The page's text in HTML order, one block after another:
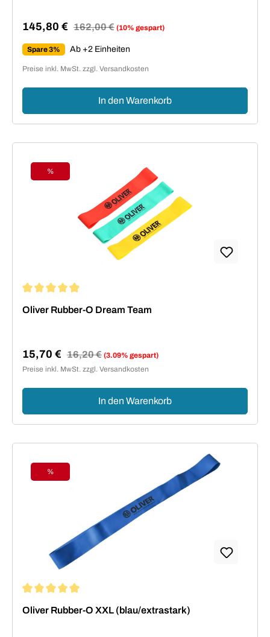
Verkaufspreis:
145,80 € Regulärer Preis:
162,00 € (10% gespart)
Spare 3% Ab +2 Einheiten
Preise inkl. MwSt. zzgl. Versandkosten
In den Warenkorb
Rabatt
%
Oliver Rubber-O Dream Team
Verkaufspreis:
15,70 € Regulärer Preis:
16,20 € (3.09% gespart)
Preise inkl. MwSt. zzgl. Versandkosten
In den Warenkorb
Rabatt
%
Oliver Rubber-O XXL (blau/extrastark)